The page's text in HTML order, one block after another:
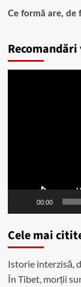
Ce formă are, de
Recomandări
00:00
Cele mai
Istorie interzisă,
În Tibet, morții